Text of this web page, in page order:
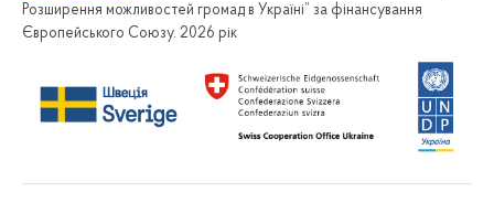
Розширення можливостей громад в Україні” за фінансування
Європейського Союзу. 2026 рік